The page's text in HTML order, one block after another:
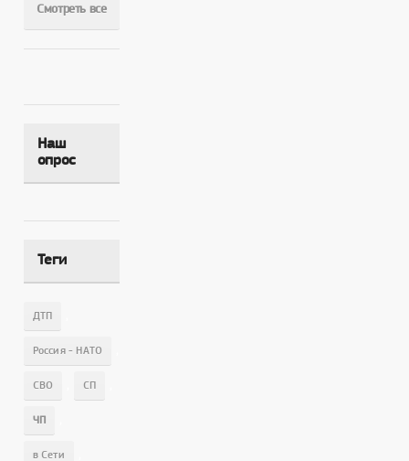
Смотреть все
Наш
опрос
Теги
ДТП
Россия - НАТО
СВО СП
ЧП
в Сети